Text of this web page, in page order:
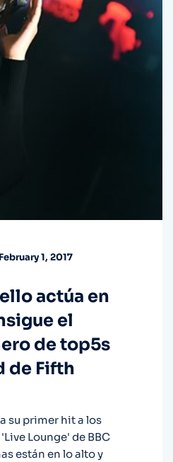
February 1, 2017
actúa en
el
de top5s
de Fifth
su primer hit a los
Lounge' de BBC
están en lo alto y